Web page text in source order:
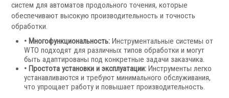
Мониторы УЦИ
Оптические линейки
Магнитные линейки
Аксессуары УЦИ
Комплекты УЦИ
систем для автоматов продольного точения, которые
обеспечивают высокую производительность и точность
обработки.
• Многофункциональность: Инструментальные системы от
WTO подходят для различных типов обработки и могут
быть адаптированы под конкретные задачи заказчика.
• Простота установки и эксплуатации: Инструменты легко
устанавливаются и требуют минимального обслуживания,
что упрощает работу и повышает производительность.